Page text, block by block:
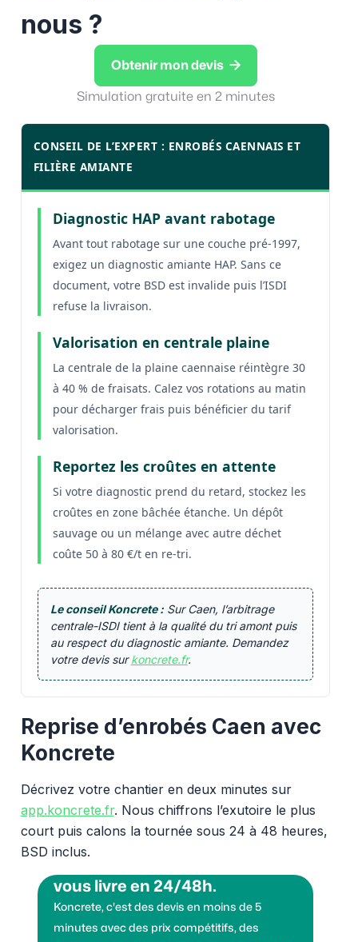
nous ?
Obtenir mon devis 
Simulation gratuite en 2 minutes
CONSEIL DE L’EXPERT : ENROBÉS CAENNAIS ET
FILIÈRE AMIANTE
Diagnostic HAP avant rabotage
Avant tout rabotage sur une couche pré-1997,
exigez un diagnostic amiante HAP. Sans ce
document, votre BSD est invalide puis l’ISDI
refuse la livraison.
Valorisation en centrale plaine
La centrale de la plaine caennaise réintègre 30
à 40 % de fraisats. Calez vos rotations au matin
pour décharger frais puis bénéficier du tarif
valorisation.
Reportez les croûtes en attente
Si votre diagnostic prend du retard, stockez les
croûtes en zone bâchée étanche. Un dépôt
sauvage ou un mélange avec autre déchet
coûte 50 à 80 €/t en re-tri.
Le conseil Koncrete :Sur Caen, l’arbitrage
centrale-ISDI tient à la qualité du tri amont puis
au respect du diagnostic amiante. Demandez
votre devis surkoncrete.fr.
Reprise d’enrobés Caen avec
Koncrete
Décrivez votre chantier en deux minutes sur
app.koncrete.fr. Nous chiffrons l’exutoire le plus
court puis calons la tournée sous 24 à 48 heures,
BSD inclus.
vous livre en 24/48h.
Koncrete, c'est des devis en moins de 5
minutes avec des prix compétitifs, des